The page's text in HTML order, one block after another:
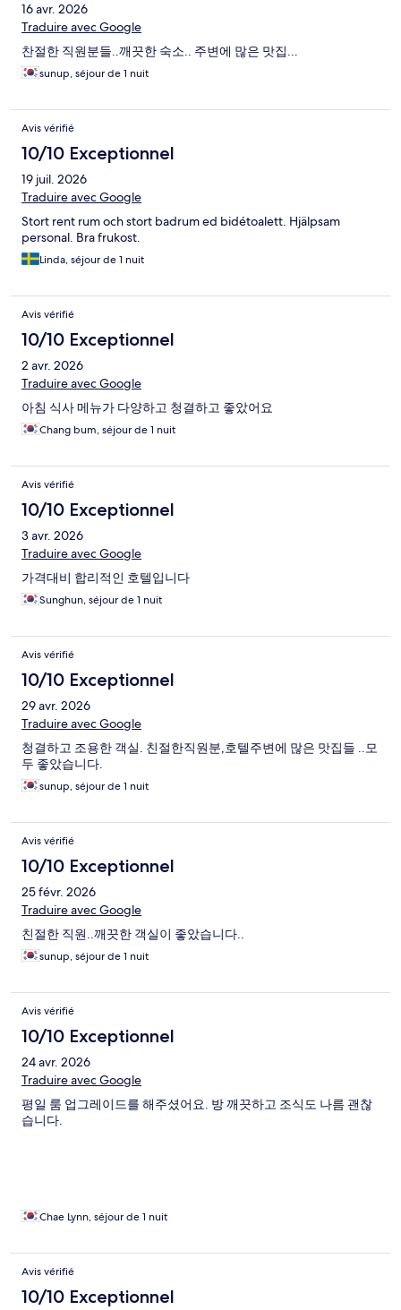
16 avr. 2026
Traduire avec Google
찬절한 직원분들..깨끗한 숙소.. 주변에 많은 맛집...
sunup, séjour de 1 nuit
Avis vérifié
10/10 Exceptionnel
19 juil. 2026
Traduire avec Google
Stort rent rum och stort badrum ed bidétoalett. Hjälpsam
personal. Bra frukost.
Linda, séjour de 1 nuit
Avis vérifié
10/10 Exceptionnel
2 avr. 2026
Traduire avec Google
아침 식사 메뉴가 다양하고 청결하고 좋았어요
Chang bum, séjour de 1 nuit
Avis vérifié
10/10 Exceptionnel
3 avr. 2026
Traduire avec Google
가격대비 합리적인 호텔입니다
Sunghun, séjour de 1 nuit
Avis vérifié
10/10 Exceptionnel
29 avr. 2026
Traduire avec Google
청결하고 조용한 객실. 친절한직원분,호텔주변에 많은 맛집들 ..모
두 좋았습니다.
sunup, séjour de 1 nuit
Avis vérifié
10/10 Exceptionnel
25 févr. 2026
Traduire avec Google
친절한 직원..깨끗한 객실이 좋았습니다..
sunup, séjour de 1 nuit
Avis vérifié
10/10 Exceptionnel
24 avr. 2026
Traduire avec Google
평일 룸 업그레이드를 해주셨어요. 방 깨끗하고 조식도 나름 괜찮
습니다.
Chae Lynn, séjour de 1 nuit
Avis vérifié
10/10 Exceptionnel